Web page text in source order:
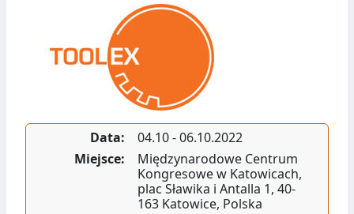
Data: 04.10-06.10.2022
Miejsce:
Międzynarodowe Centrum
Kongresowe w Katowicach,
plac Sławika i Antalla 1, 40-
163 Katowice, Polska